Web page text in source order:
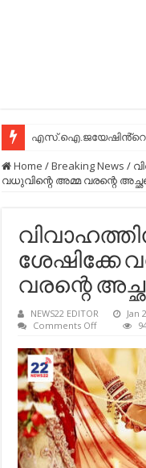
എസ്.ഐ.ജയേഷിൻ്റെ
Home /Breaking News /
വധുവിന്റെ അമ്മ വരന്റെ
ശേഷിക്കേ
വരന്റെ
NEWS22 EDITOR Jan
Comments Offon
ദിവസങ്ങള്‍
ശേഷിക്കേ
വധുവിന്റെ
അമ്മ
വരന്റെ
അച്ഛനൊപ്പം
ഒളിച്ചോടി..!